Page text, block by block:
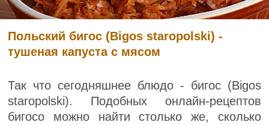
Польский бигос (Bigos staropolski) -
тушеная капуста с мясом
Так что сегодняшнее блюдо - бигос (Bigos
staropolski). Подобных онлайн-рецептов
бигосо можно найти столько же, сколько